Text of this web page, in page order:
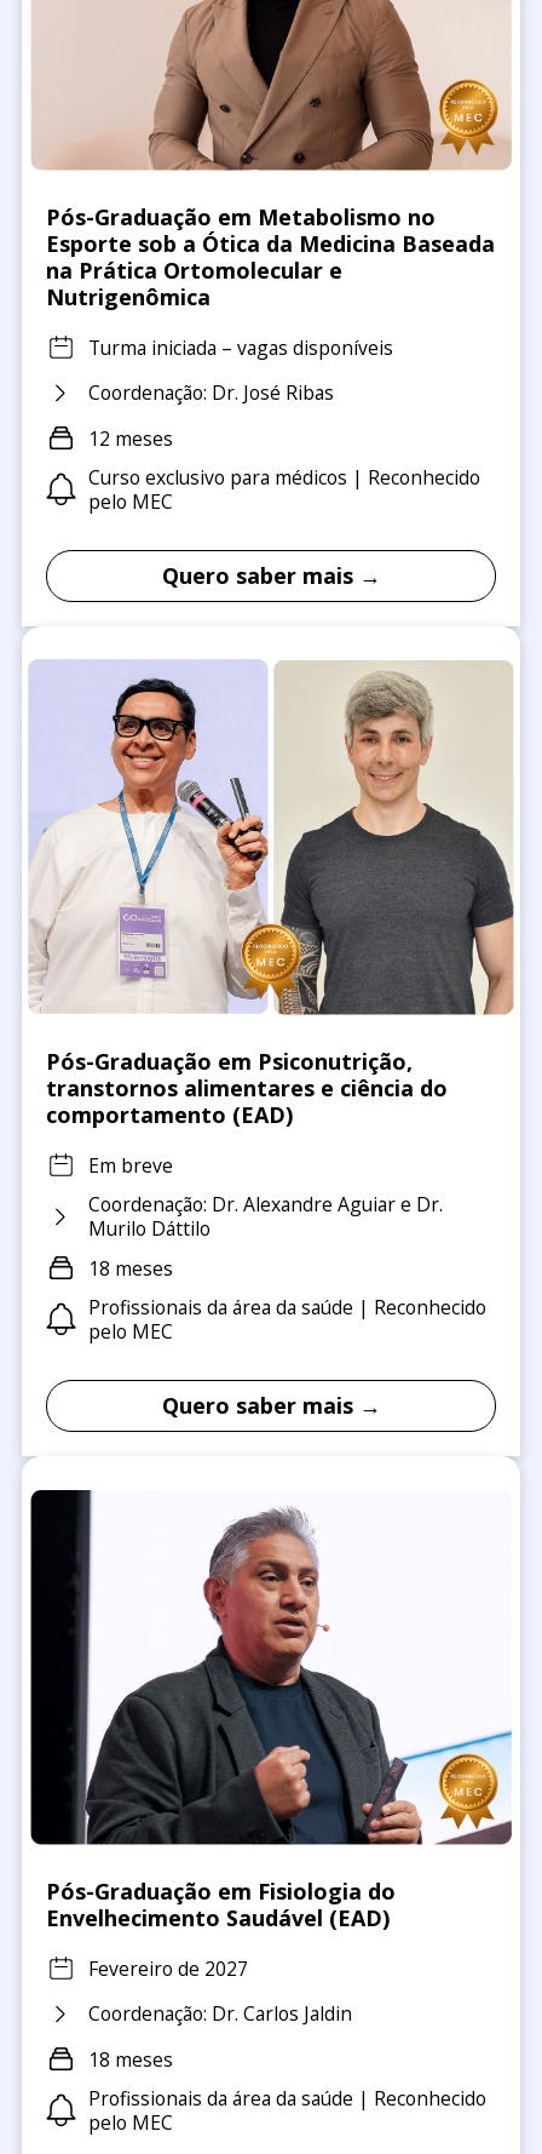
Pós-Graduação em Metabolismo no
Esporte sob a Ótica da Medicina Baseada
na Prática Ortomolecular e
Nutrigenômica
Turma iniciada – vagas disponíveis
Coordenação: Dr. José Ribas
12 meses
Curso exclusivo para médicos | Reconhecido
pelo MEC
Quero saber mais →
Pós-Graduação em Psiconutrição,
transtornos alimentares e ciência do
comportamento (EAD)
Em breve
Coordenação: Dr. Alexandre Aguiar e Dr.
Murilo Dáttilo
18 meses
Profissionais da área da saúde | Reconhecido
pelo MEC
Quero saber mais →
Pós-Graduação em Fisiologia do
Envelhecimento Saudável (EAD)
Fevereiro de 2027
Coordenação: Dr. Carlos Jaldin
18 meses
Profissionais da área da saúde | Reconhecido
pelo MEC